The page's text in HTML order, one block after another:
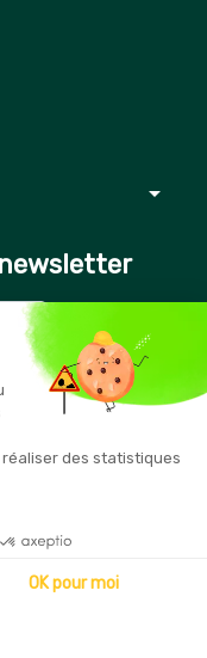
arrow_drop_down
en cliquant sur le
© 2026 - Sécurama
des statistiques
OK pour moi